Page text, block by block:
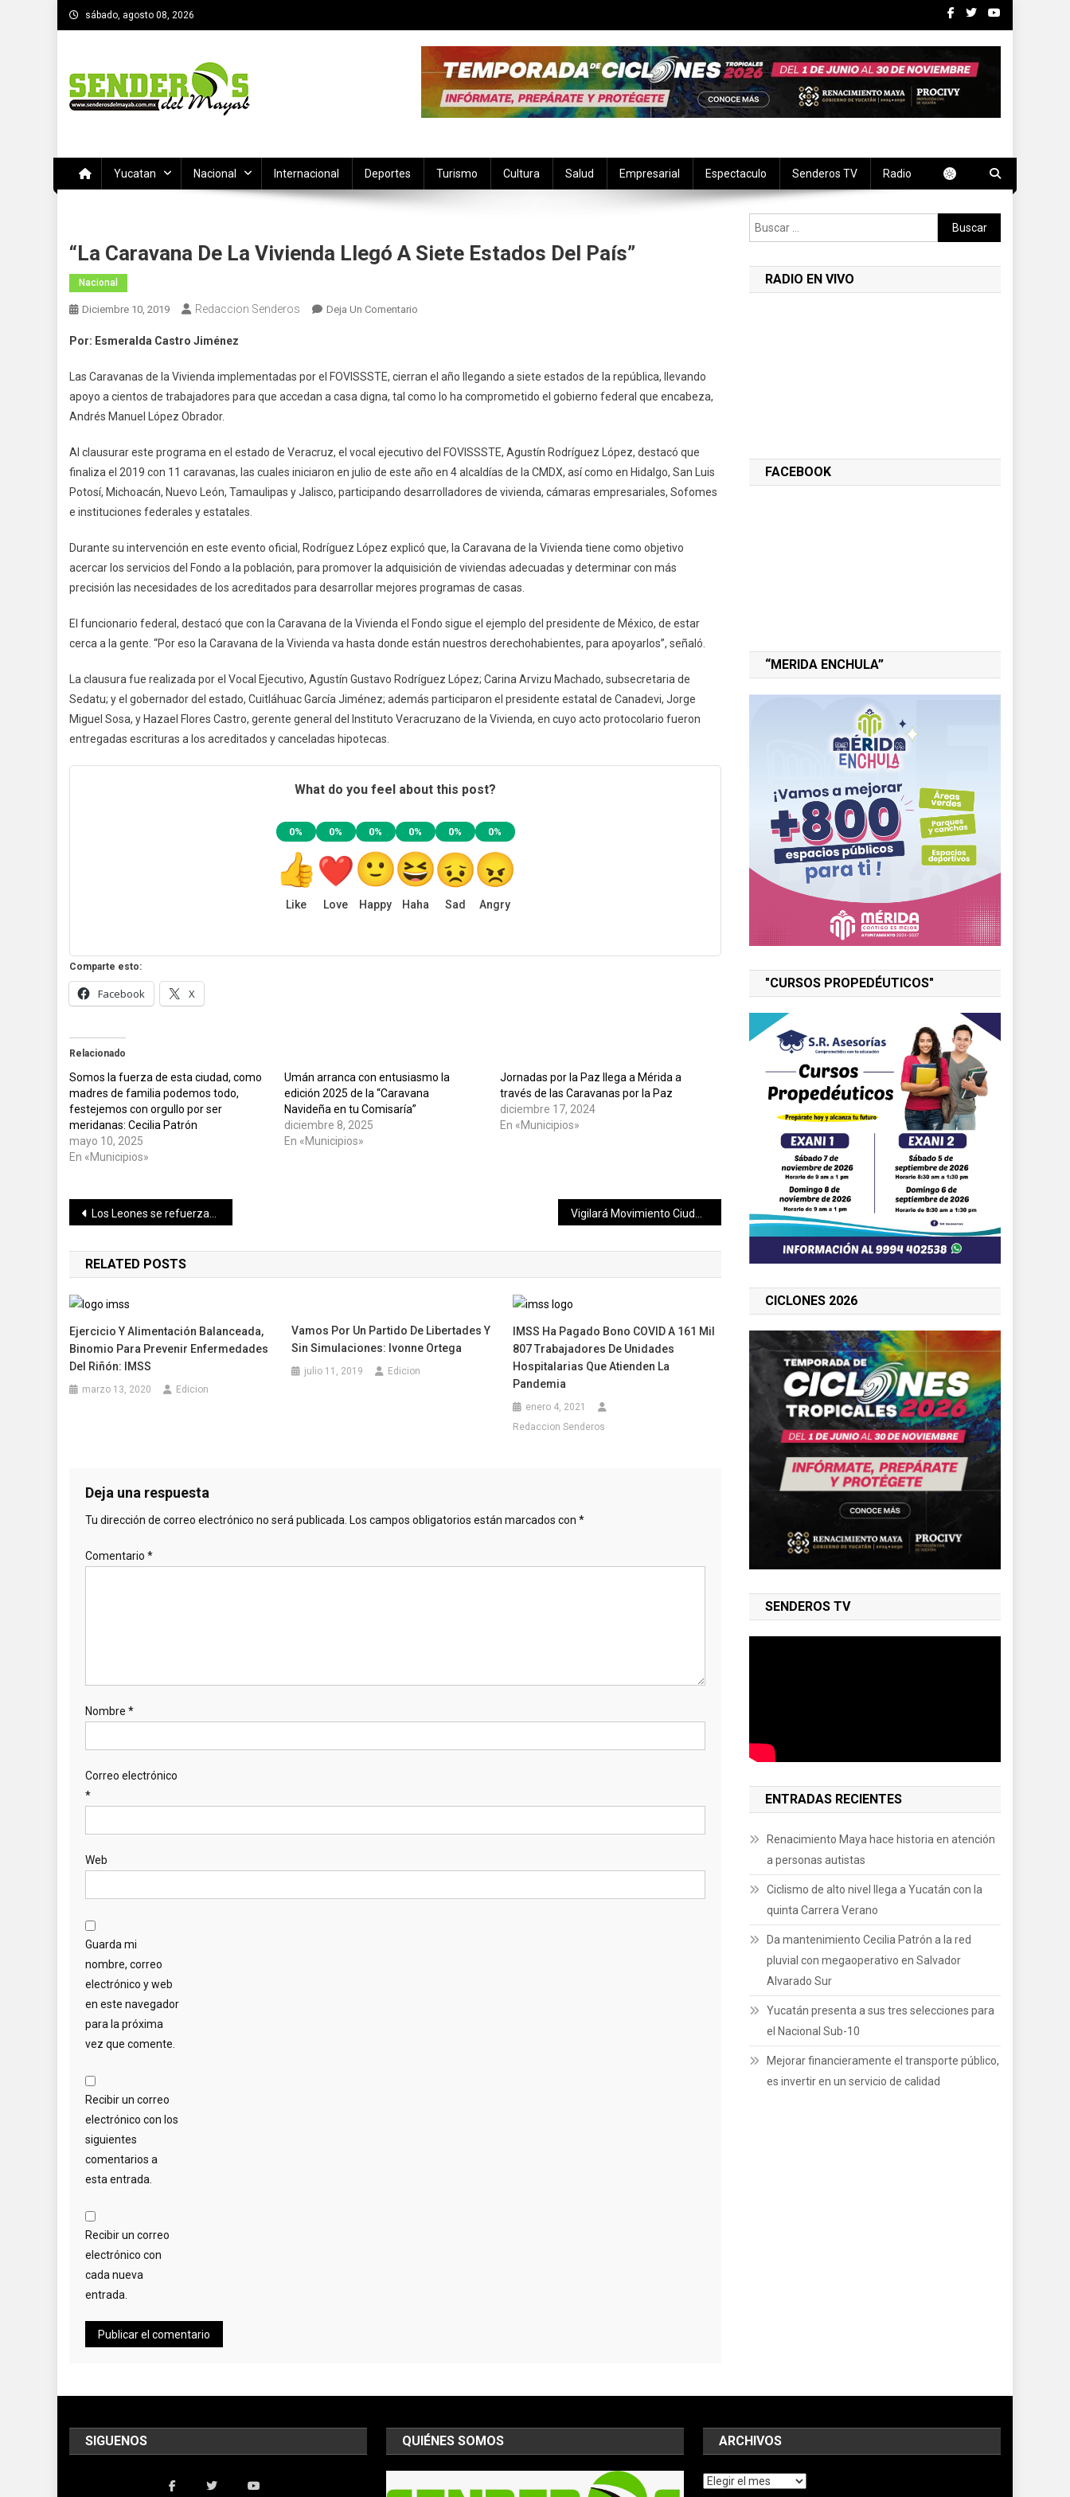
Saltar
al
sábado, agosto 08, 2026
Yucatan Nacional Internacional Deportes Turismo Cultura Salud Empresarial Espectaculo Senderos TV Radio
“La Caravana De La Vivienda Llegó A Siete Estados Del País”
Nacional
Diciembre 10, 2019 Redaccion Senderos Deja Un Comentario
La
Vivienda
Siete
Estados
Del
Por: Esmeralda Castro Jiménez
Las Caravanas de la Vivienda implementadas por el FOVISSSTE, cierran el año llegando a siete estados de la república, llevando
apoyo a cientos de trabajadores para que accedan a casa digna, tal como lo ha comprometido el gobierno federal que encabeza,
Andrés Manuel López Obrador.
Al clausurar este programa en el estado de Veracruz, el vocal ejecutivo del FOVISSSTE, Agustín Rodríguez López, destacó que
finaliza el 2019 con 11 caravanas, las cuales iniciaron en julio de este año en 4 alcaldías de la CMDX, así como en Hidalgo, San Luis
Potosí, Michoacán, Nuevo León, Tamaulipas y Jalisco, participando desarrolladores de vivienda, cámaras empresariales, Sofomes
e instituciones federales y estatales.
Durante su intervención en este evento oficial, Rodríguez López explicó que, la Caravana de la Vivienda tiene como objetivo
acercar los servicios del Fondo a la población, para promover la adquisición de viviendas adecuadas y determinar con más
precisión las necesidades de los acreditados para desarrollar mejores programas de casas.
El funcionario federal, destacó que con la Caravana de la Vivienda el Fondo sigue el ejemplo del presidente de México, de estar
cerca a la gente. “Por eso la Caravana de la Vivienda va hasta donde están nuestros derechohabientes, para apoyarlos”, señaló.
La clausura fue realizada por el Vocal Ejecutivo, Agustín Gustavo Rodríguez López; Carina Arvizu Machado, subsecretaria de
Sedatu; y el gobernador del estado, Cuitláhuac García Jiménez; además participaron el presidente estatal de Canadevi, Jorge
Miguel Sosa, y Hazael Flores Castro, gerente general del Instituto Veracruzano de la Vivienda, en cuyo acto protocolario fueron
entregadas escrituras a los acreditados y canceladas hipotecas.
What do you feel about this post?
0%
Like
0%
Love
0%
Happy
0%
Haha
0%
Sad
0%
Angry
Comparte esto:
Facebook X
Relacionado
Somos la fuerza de esta ciudad, como
madres de familia podemos todo,
festejemos con orgullo por ser
meridanas: Cecilia Patrón
mayo 10, 2025
En «Municipios»
Umán arranca con entusiasmo la
edición 2025 de la “Caravana
Navideña en tu Comisaría”
diciembre 8, 2025
En «Municipios»
Jornadas por la Paz llega a Mérida a
través de las Caravanas por la Paz
diciembre 17, 2024
En «Municipios»
Navegación
de
entradas
Los Leones se refuerzan con Yadir Drake, Gilberto Carrera y Adrían Rodríguez.
RELATED POSTS
Ejercicio Y Alimentación Balanceada,
Binomio Para Prevenir Enfermedades
Del Riñón: IMSS
marzo 13, 2020 Edicion
Vamos Por Un Partido De Libertades Y
Sin Simulaciones: Ivonne Ortega
julio 11, 2019 Edicion
IMSS Ha Pagado Bono COVID A 161 Mil
807 Trabajadores De Unidades
Hospitalarias Que Atienden La
Pandemia
enero 4, 2021
Redaccion Senderos
Deja una respuesta
Tu dirección de correo electrónico no será publicada. Los campos obligatorios están marcados con *
Comentario *
Nombre *
Correo electrónico
*
Web
Guarda mi
nombre, correo
electrónico y web
en este navegador
para la próxima
vez que comente.
Recibir un correo
electrónico con los
siguientes
comentarios a
esta entrada.
Recibir un correo
electrónico con
cada nueva
entrada.
Buscar:
RADIO EN VIVO
FACEBOOK
“MERIDA ENCHULA”
"CURSOS PROPEDÉUTICOS"
CICLONES 2026
SENDEROS TV
ENTRADAS RECIENTES
Renacimiento Maya hace historia en atención
a personas autistas
Ciclismo de alto nivel llega a Yucatán con la
quinta Carrera Verano
Da mantenimiento Cecilia Patrón a la red
pluvial con megaoperativo en Salvador
Alvarado Sur
Yucatán presenta a sus tres selecciones para
el Nacional Sub-10
Mejorar financieramente el transporte público,
es invertir en un servicio de calidad
SIGUENOS QUIÉNES SOMOS ARCHIVOS
Archivos